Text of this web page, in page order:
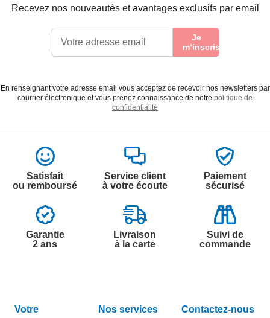
Recevez nos nouveautés et avantages exclusifs par email
Je
m’inscris
En renseignant votre adresse email vous acceptez de recevoir nos newsletters par
courrier électronique et vous prenez connaissance de notre politique de
confidentialité
Satisfait
ou remboursé
Service client
à votre écoute
Paiement
sécurisé
Garantie
2 ans
Livraison
à la carte
Suivi de
commande
Votre
Nos services Contactez-nous